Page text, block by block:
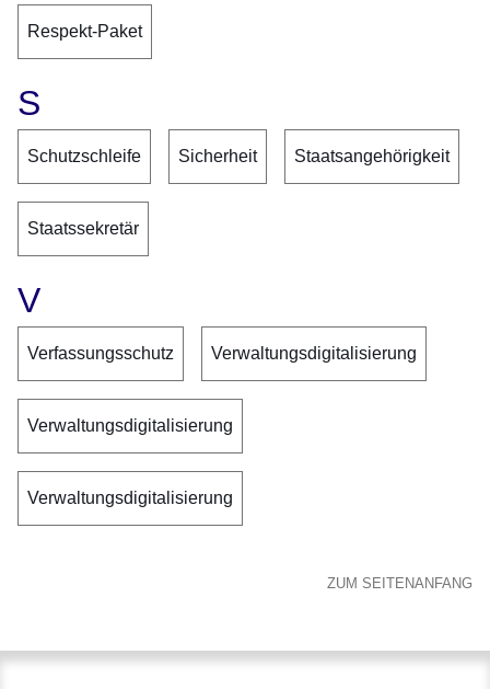
Respekt-Paket
S
Schutzschleife Sicherheit Staatsangehörigkeit
Staatssekretär
V
Verfassungsschutz Verwaltungsdigitalisierung
Verwaltungsdigitalisierung
Verwaltungsdigitalisierung
ZUM SEITENANFANG